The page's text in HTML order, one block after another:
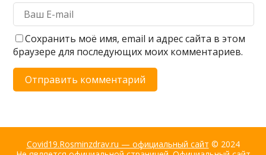
Сохранить моё имя, email и адрес сайта в этом
браузере для последующих моих комментариев.
Covid19.Rosminzdrav.ru — официальный сайт © 2024